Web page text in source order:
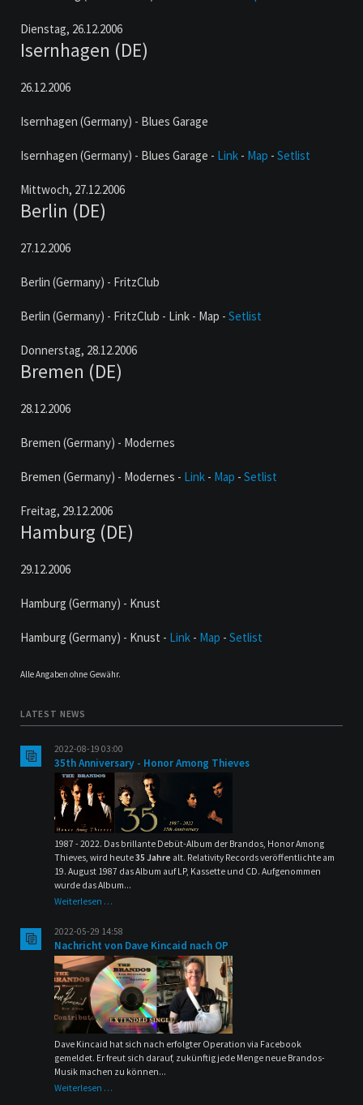
Dienstag, 26.12.2006
Isernhagen (DE)
26.12.2006
Isernhagen (Germany) - Blues Garage
Isernhagen (Germany) - Blues Garage - Link- Map - Setlist
Mittwoch, 27.12.2006
Berlin (DE)
27.12.2006
Berlin (Germany) - FritzClub
Berlin (Germany) - FritzClub - Link - Map - Setlist
Donnerstag, 28.12.2006
Bremen (DE)
28.12.2006
Bremen (Germany) - Modernes
Bremen (Germany) - Modernes - Link- Map - Setlist
Freitag, 29.12.2006
Hamburg (DE)
29.12.2006
Hamburg (Germany) - Knust
Hamburg (Germany) - Knust - Link- Map - Setlist
Alle Angaben ohne Gewähr.
LATEST NEWS
2022-08-19 03:00
35th Anniversary - Honor Among Thieves
1987 - 2022. Das brillante Debüt-Album der Brandos, Honor Among
Thieves, wird heute35 Jahre alt. Relativity Records veröffentlichte am
19. August 1987 das Album auf LP, Kassette und CD. Aufgenommen
wurde das Album...
Weiterlesen …35th
-
Honor
Among
Thieves
2022-05-29 14:58
Nachricht von Dave Kincaid nach OP
Dave Kincaid hat sich nach erfolgter Operation via Facebook
gemeldet. Er freut sich darauf, zukünftig jede Menge neue Brandos-
Musik machen zu können...
Weiterlesen …Nachricht